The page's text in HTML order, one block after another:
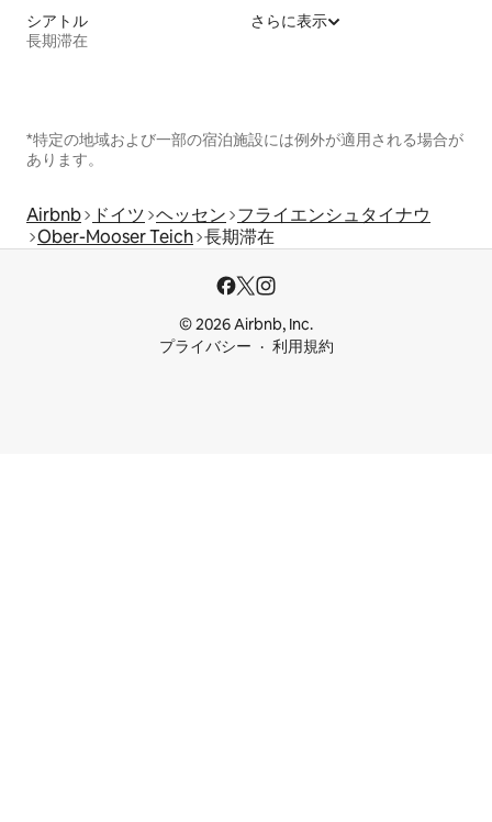
シアトル
長期滞在
さらに表示
*特定の地域および一部の宿泊施設には例外が適用される場合が
あります。
Airbnb ドイツ ヘッセン フライエンシュタイナウ
Ober-Mooser Teich 長期滞在
© 2026 Airbnb, Inc.
プライバシー
利用規約